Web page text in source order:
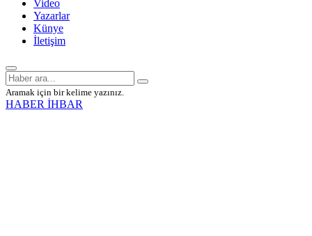
Video
Yazarlar
Künye
İletişim
Aramak için bir kelime yazınız.
HABER İHBAR